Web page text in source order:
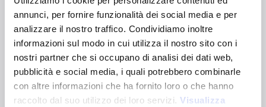
annunci, per fornire funzionalità dei social media e per
analizzare il nostro traffico. Condividiamo inoltre
informazioni sul modo in cui utilizza il nostro sito con i
nostri partner che si occupano di analisi dei dati web,
pubblicità e social media, i quali potrebbero combinarle
con altre informazioni che ha fornito loro o che hanno
raccolto dal suo utilizzo dei loro servizi. Visualizza
22115
Borsa shopper in cotone biologico da 100 g/m². Dotata di
manici lunghi per un comodo trasporto a mano e a spalla.
Dimensions:38 x 42 cm
Handle size:70 x 2,5 cm
Capacity: 7L
Color variants: